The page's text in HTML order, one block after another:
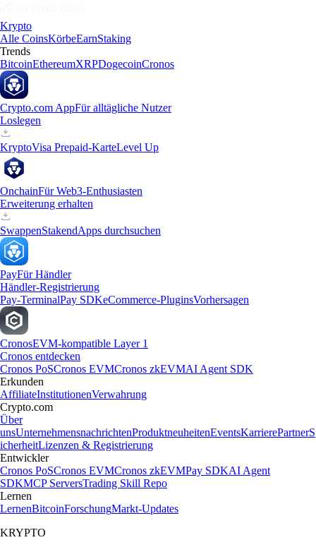
Krypto
Alle CoinsKörbeEarnStaking
Trends
BitcoinEthereumXRPDogecoinCronos
Crypto.com AppFür alltägliche Nutzer
Loslegen
KryptoVisa Prepaid-KarteLevel Up
OnchainFür Web3-Enthusiasten
Erweiterung erhalten
SwappenStakendApps durchsuchen
PayFür Händler
Händler-Registrierung
Pay-TerminalPay SDKeCommerce-PluginsVorhersagen
CronosEVM-kompatible Layer 1
Cronos entdecken
Cronos PoSCronos EVMCronos zkEVMAI Agent SDK
Erkunden
AffiliateInstitutionenVerwahrung
Crypto.com
Über
unsUnternehmensnachrichtenProduktneuheitenEventsKarrierePartnerS
icherheitLizenzen & Registrierung
Entwickler
Cronos PoSCronos EVMCronos zkEVMPay SDKAI Agent
SDKMCP ServersTrading Skill Repo
Lernen
LernenBitcoinForschungMarkt-Updates
KRYPTO